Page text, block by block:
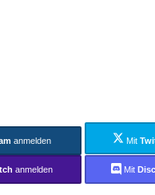
anmelden Mit
anmelden Mit